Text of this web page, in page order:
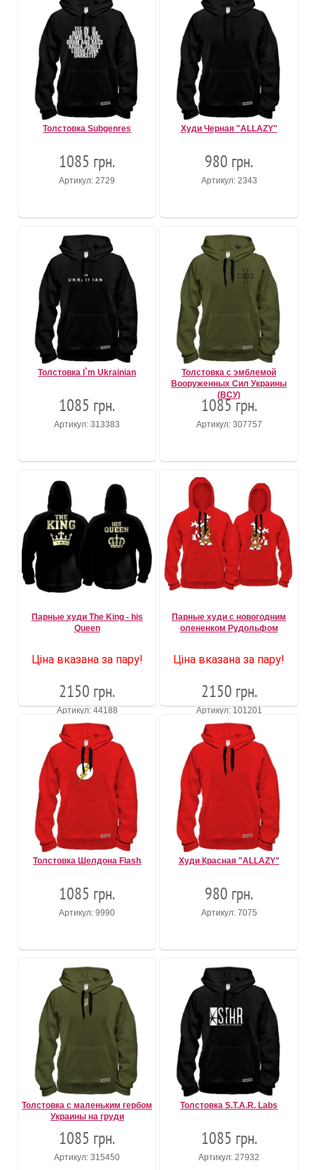
Толстовка Subgenres
1085 грн.
Артикул: 2729
Худи Черная "ALLAZY"
980 грн.
Артикул: 2343
Толстовка I`m Ukrainian
1085 грн.
Артикул: 313383
Толстовка с эмблемой
Вооруженных Сил Украины
(ВСУ)
1085 грн.
Артикул: 307757
Парные худи The King - his
Queen
Ціна вказана за пару!
2150 грн.
Артикул: 44188
Парные худи с новогодним
олененком Рудольфом
Ціна вказана за пару!
2150 грн.
Артикул: 101201
Толстовка Шелдона Flash
1085 грн.
Артикул: 9990
Худи Красная "ALLAZY"
980 грн.
Артикул: 7075
Толстовка с маленьким гербом
Украины на груди
1085 грн.
Артикул: 315450
Толстовка S.T.A.R. Labs
1085 грн.
Артикул: 27932